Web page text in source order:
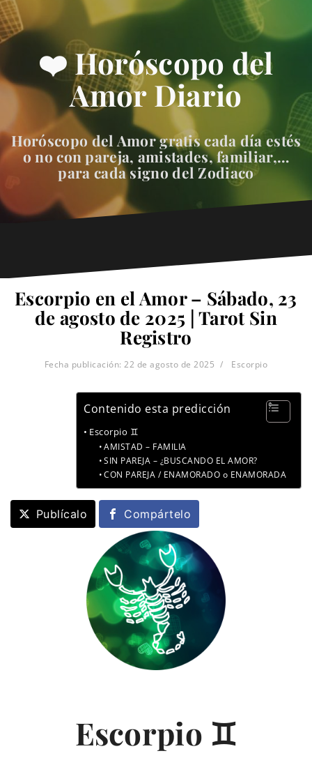
❤️ Horóscopo del
Amor Diario
Horóscopo del Amor gratis cada día estés
o no con pareja, amistades, familiar,…
para cada signo del Zodiaco
Escorpio en el Amor – Sábado, 23
de agosto de 2025 | Tarot Sin
Registro
Fecha publicación:22 de agosto de 2025 Escorpio
Contenido esta predicción
Escorpio ♊
AMISTAD – FAMILIA
SIN PAREJA – ¿BUSCANDO EL AMOR?
CON PAREJA / ENAMORADO o ENAMORADA
Publícalo Compártelo
Escorpio ♊